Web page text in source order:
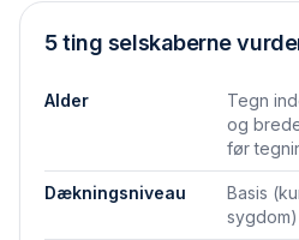
5 ting selskaberne
Alder
Tegn
og
før
Dækningsniveau
Basis